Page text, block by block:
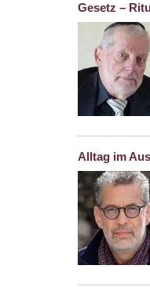
Gesetz –
Alltag im